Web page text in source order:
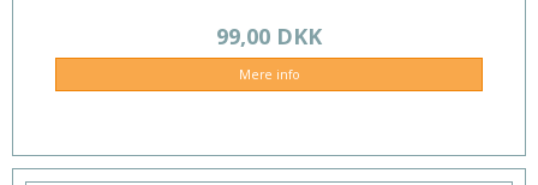
99,00 DKK
Mere info